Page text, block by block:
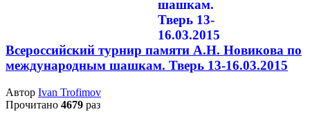
Всероссийский турнир памяти А.Н. Новикова по
международным шашкам. Тверь 13-16.03.2015
Автор Ivan Trofimov
Прочитано 4679 раз